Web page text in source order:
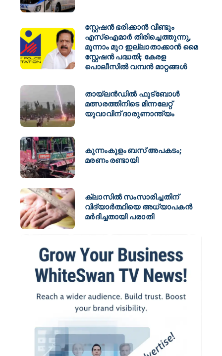
സ്റ്റേഷൻ ഭരിക്കാൻ വീണ്ടും
എസ്ഐമാർ തിരിച്ചെത്തുന്നു,
മൂന്നാം മുറ ഇല്ലാതാക്കാൻ മൈ
സ്റ്റേഷൻ പദ്ധതി; കേരള
പൊലീസിൽ വമ്പൻ മാറ്റങ്ങൾ
തായ്‌ലൻഡിൽ ഫുട്‌ബോൾ
മത്സരത്തിനിടെ മിന്നലേറ്റ്
യുവാവിന് ദാരുണാന്ത്യം
കുന്നംകുളം ബസ് അപകടം;
മരണം രണ്ടായി
ക്ലാസിൽ സംസാരിച്ചതിന്
വിദ്യാർത്ഥിയെ അധ്യാപകൻ
മർദിച്ചതായി പരാതി